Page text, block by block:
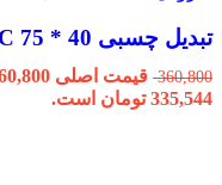
تبدیل چسبی 40 * 75 UPVC پیمتاش
360,800 قیمت اصلی 360,800 تومان بود.
335,544 تومان است.